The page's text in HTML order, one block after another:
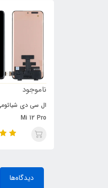
ناموجود
Mi 12 Pro
دیدگاه‌ها